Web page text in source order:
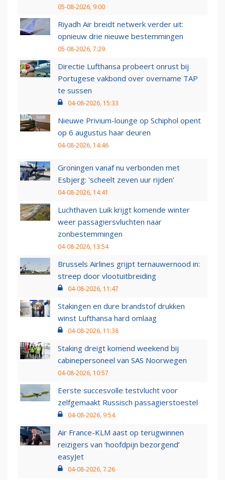
05-08-2026, 9:00
Riyadh Air breidt netwerk verder uit:
opnieuw drie nieuwe bestemmingen
05-08-2026, 7:29
Directie Lufthansa probeert onrust bij
Portugese vakbond over overname TAP
te sussen
04-08-2026, 15:33
Nieuwe Privium-lounge op Schiphol opent
op 6 augustus haar deuren
04-08-2026, 14:46
Groningen vanaf nu verbonden met
Esbjerg: 'scheelt zeven uur rijden'
04-08-2026, 14:41
Luchthaven Luik krijgt komende winter
weer passagiersvluchten naar
zonbestemmingen
04-08-2026, 13:54
Brussels Airlines grijpt ternauwernood in:
streep door vlootuitbreiding
04-08-2026, 11:47
Stakingen en dure brandstof drukken
winst Lufthansa hard omlaag
04-08-2026, 11:38
Staking dreigt komend weekend bij
cabinepersoneel van SAS Noorwegen
04-08-2026, 10:57
Eerste succesvolle testvlucht voor
zelfgemaakt Russisch passagierstoestel
04-08-2026, 9:54
Air France-KLM aast op terugwinnen
reizigers van ‘hoofdpijn bezorgend’
easyJet
04-08-2026, 7:26